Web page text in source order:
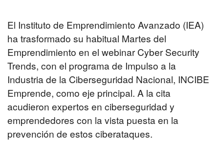
El Instituto de Emprendimiento Avanzado (IEA)
ha trasformado su habitual Martes del
Emprendimiento en el webinar Cyber Security
Trends, con el programa de Impulso a la
Industria de la Ciberseguridad Nacional, INCIBE
Emprende, como eje principal. A la cita
acudieron expertos en ciberseguridad y
emprendedores con la vista puesta en la
prevención de estos ciberataques.